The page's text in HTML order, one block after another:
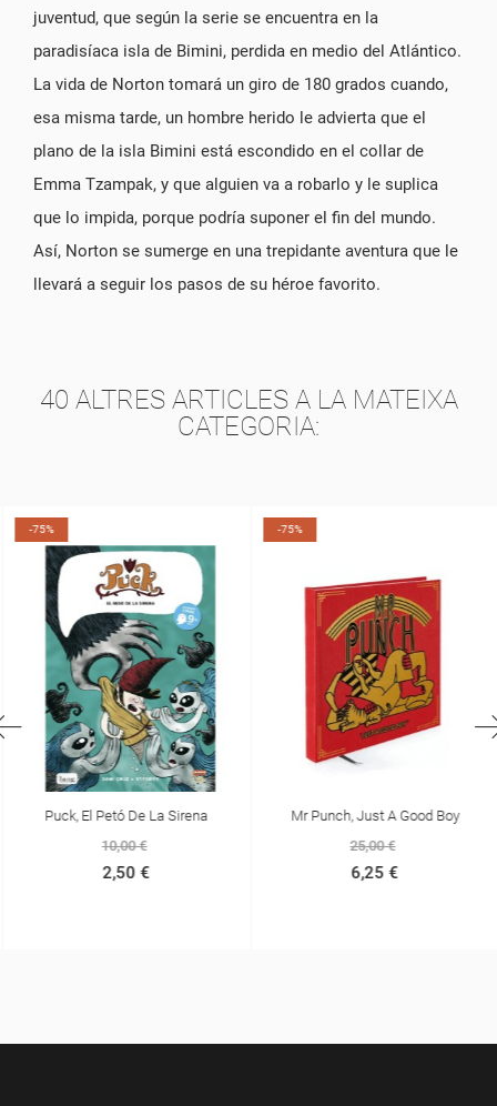
juventud, que según la serie se encuentra en la
paradisíaca isla de Bimini, perdida en medio del Atlántico.
La vida de Norton tomará un giro de 180 grados cuando,
esa misma tarde, un hombre herido le advierta que el
plano de la isla Bimini está escondido en el collar de
Emma Tzampak, y que alguien va a robarlo y le suplica
que lo impida, porque podría suponer el fin del mundo.
Así, Norton se sumerge en una trepidante aventura que le
llevará a seguir los pasos de su héroe favorito.
40 ALTRES ARTICLES A LA MATEIXA
CATEGORIA:
-75%
Puck, El Petó De La Sirena
10,00 €
2,50 €
-75%
Mr Punch, Just A Good Boy
25,00 €
6,25 €